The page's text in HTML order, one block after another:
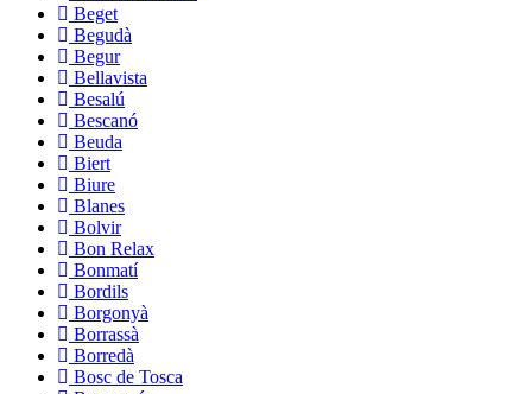
Beget
Begudà
Begur
Bellavista
Besalú
Bescanó
Beuda
Biert
Biure
Blanes
Bolvir
Bon Relax
Bonmatí
Bordils
Borgonyà
Borrassà
Borredà
Bosc de Tosca